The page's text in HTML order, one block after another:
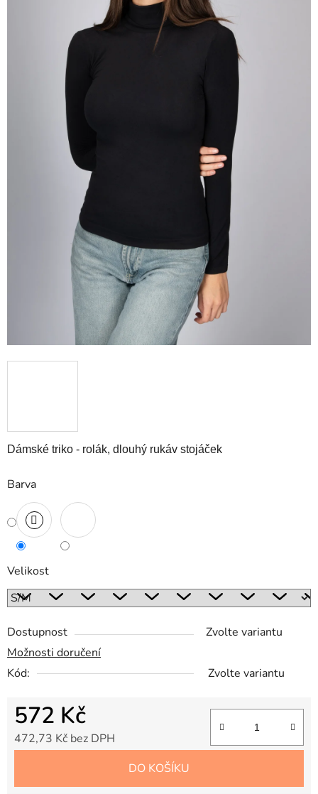
Dámské triko - rolák, dlouhý rukáv stojáček
Barva
Velikost
Dostupnost
Zvolte variantu
Možnosti doručení
Kód:
Zvolte variantu
572 Kč
472,73 Kč bez DPH
DO KOŠÍKU